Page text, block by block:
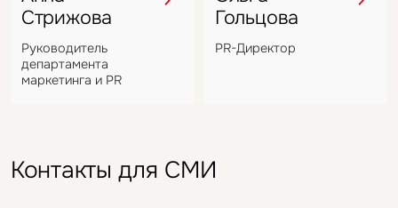
Стрижова
Руководитель
департамента
маркетинга и PR
Гольцова
PR-Директор
Контакты для СМИ